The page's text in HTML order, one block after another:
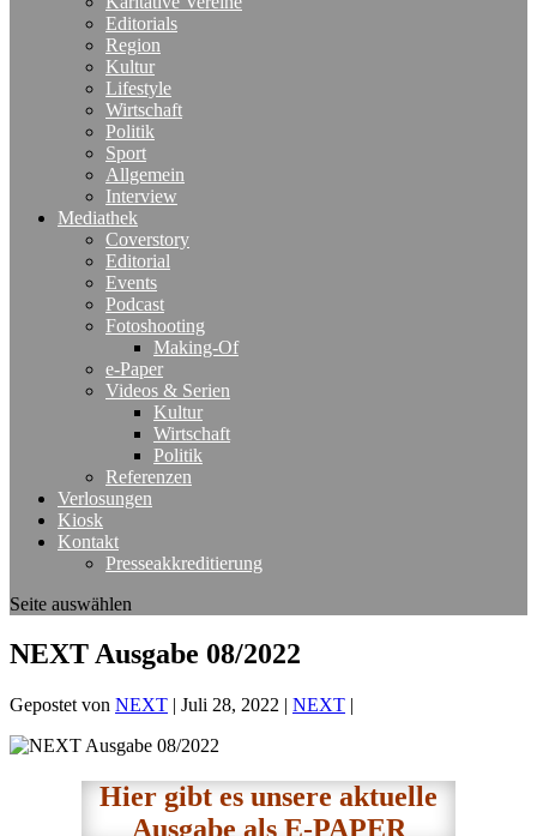
Editorials
Region
Kultur
Lifestyle
Wirtschaft
Politik
Sport
Allgemein
Interview
Mediathek
Coverstory
Editorial
Events
Podcast
Fotoshooting
Making-Of
e-Paper
Videos & Serien
Kultur
Wirtschaft
Politik
Referenzen
Verlosungen
Kiosk
Kontakt
Presseakkreditierung
Seite auswählen
NEXT Ausgabe 08/2022
Gepostet von NEXT | Juli 28, 2022 | NEXT |
Hier gibt es unsere aktuelle
Ausgabe als E-PAPER